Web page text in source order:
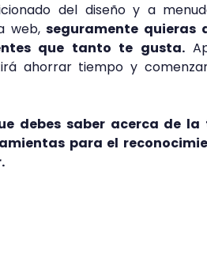
del diseño y a
web,seguramente quieras
que tanto te gusta.
ahorrar tiempo y
debes saber acerca de
para el